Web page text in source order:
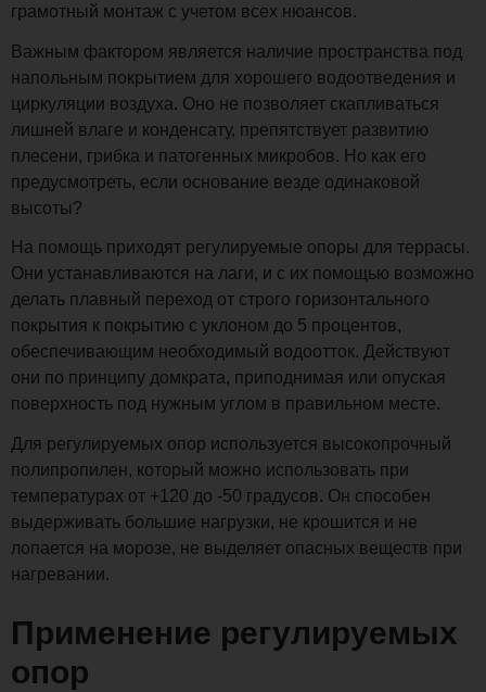
грамотный монтаж с учетом всех нюансов.
Важным фактором является наличие пространства под
напольным покрытием для хорошего водоотведения и
циркуляции воздуха. Оно не позволяет скапливаться
лишней влаге и конденсату, препятствует развитию
плесени, грибка и патогенных микробов. Но как его
предусмотреть, если основание везде одинаковой
высоты?
На помощь приходят регулируемые опоры для террасы.
Они устанавливаются на лаги, и с их помощью возможно
делать плавный переход от строго горизонтального
покрытия к покрытию с уклоном до 5 процентов,
обеспечивающим необходимый водоотток. Действуют
они по принципу домкрата, приподнимая или опуская
поверхность под нужным углом в правильном месте.
Для регулируемых опор используется высокопрочный
полипропилен, который можно использовать при
температурах от +120 до -50 градусов. Он способен
выдерживать большие нагрузки, не крошится и не
лопается на морозе, не выделяет опасных веществ при
нагревании.
Применение регулируемых
опор